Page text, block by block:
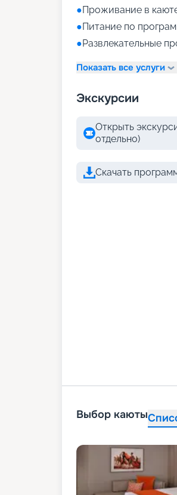
●Проживание в
●Питание по
●Развлекательные
Показать все услуги
Экскурсии
Открыть
отдельно)
Скачать
Выбор каюты